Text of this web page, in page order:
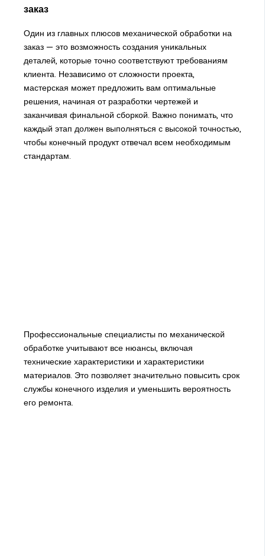
заказ
Один из главных плюсов механической обработки на
заказ — это возможность создания уникальных
деталей, которые точно соответствуют требованиям
клиента. Независимо от сложности проекта,
мастерская может предложить вам оптимальные
решения, начиная от разработки чертежей и
заканчивая финальной сборкой. Важно понимать, что
каждый этап должен выполняться с высокой точностью,
чтобы конечный продукт отвечал всем необходимым
стандартам.
Профессиональные специалисты по механической
обработке учитывают все нюансы, включая
технические характеристики и характеристики
материалов. Это позволяет значительно повысить срок
службы конечного изделия и уменьшить вероятность
его ремонта.